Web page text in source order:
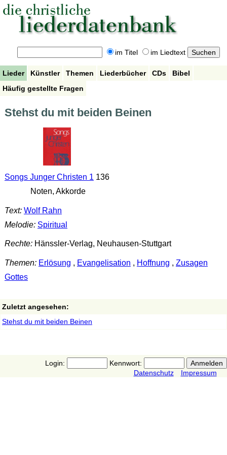
im Titel im Liedtext
Lieder Künstler Themen Liederbücher CDs
Bibel
Häufig gestellte Fragen
Stehst du mit beiden Beinen
Songs Junger Christen 1 136
Noten, Akkorde
Text: Wolf Rahn
Melodie: Spiritual
Rechte:Hänssler-Verlag, Neuhausen-Stuttgart
Themen: Erlösung , Evangelisation , Hoffnung , Zusagen
Gottes
Zuletzt angesehen:
Stehst du mit beiden Beinen
Login:
Kennwort:
Datenschutz
Impressum